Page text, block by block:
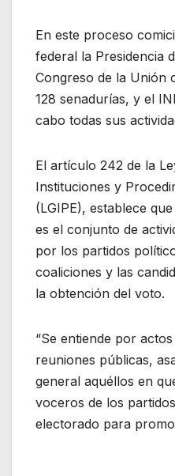
En este proceso
federal la Presidencia
Congreso de la Unión
128 senadurías, y el
cabo todas sus
El artículo 242 de la
Instituciones y
(LGIPE), establece
es el conjunto de
por los partidos
coaliciones y las
la obtención del voto.
“Se entiende por
reuniones públicas,
general aquéllos en
voceros de los
electorado para